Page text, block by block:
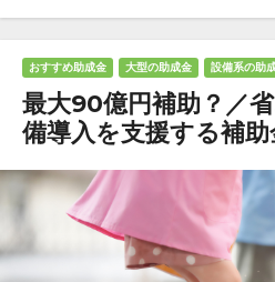
おすすめ助成金 大型の助成金 設備系の助
最大90億円補助？／
備導入を支援する補助